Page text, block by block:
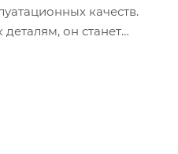
качеств.
он станет